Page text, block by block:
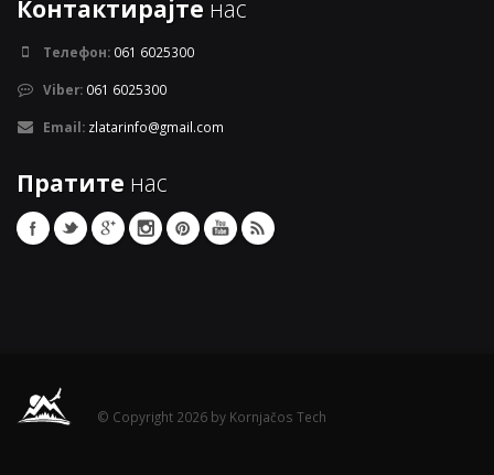
Контактирајте нас
Телефон: 061 6025300
Viber: 061 6025300
Email: zlatarinfo@gmail.com
Пратите нас
© Copyright 2026 by Kornjačos Tech